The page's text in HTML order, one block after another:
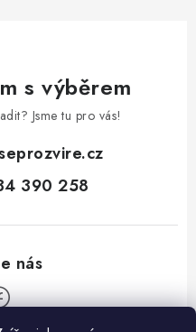
s výběrem
Jsme tu pro vás!
390 258